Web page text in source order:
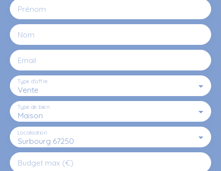
Prénom
Nom
Email
Vente
Type d'offre
Maison
Type de bien
Surbourg 67250
Localisation
Budget max (€)